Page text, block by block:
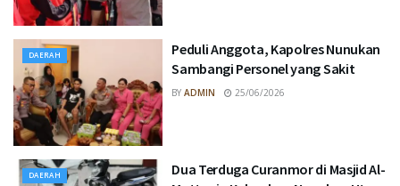
DAERAH
Peduli Anggota, Kapolres Nunukan
Sambangi Personel yang Sakit
BY ADMIN 25/06/2026
DAERAH
Dua Terduga Curanmor di Masjid Al-